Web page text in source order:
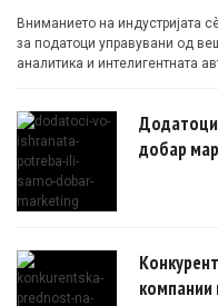
Вниманието на индустријата
за податоци управувани од
аналитика и интелигентната
Додатоци
добар
компании